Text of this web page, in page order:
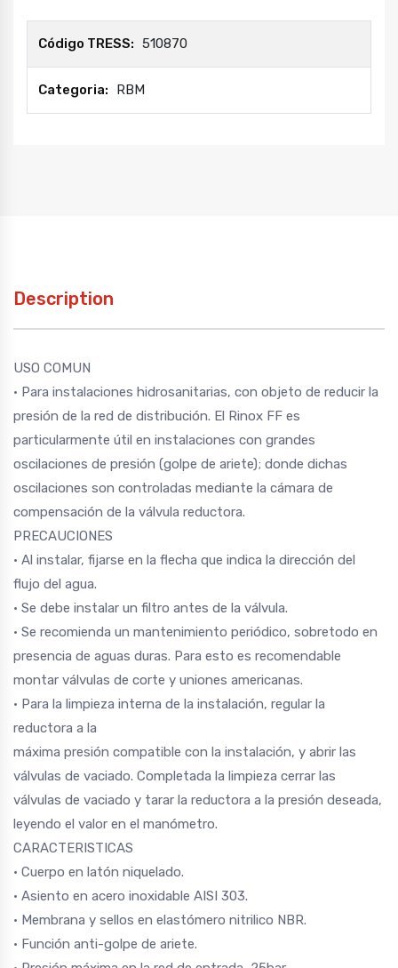
Código TRESS: 510870
Categoria: RBM
Description
USO COMUN
• Para instalaciones hidrosanitarias, con objeto de reducir la
presión de la red de distribución. El Rinox FF es
particularmente útil en instalaciones con grandes
oscilaciones de presión (golpe de ariete); donde dichas
oscilaciones son controladas mediante la cámara de
compensación de la válvula reductora.
PRECAUCIONES
• Al instalar, fijarse en la flecha que indica la dirección del
flujo del agua.
• Se debe instalar un filtro antes de la válvula.
• Se recomienda un mantenimiento periódico, sobretodo en
presencia de aguas duras. Para esto es recomendable
montar válvulas de corte y uniones americanas.
• Para la limpieza interna de la instalación, regular la
reductora a la
máxima presión compatible con la instalación, y abrir las
válvulas de vaciado. Completada la limpieza cerrar las
válvulas de vaciado y tarar la reductora a la presión deseada,
leyendo el valor en el manómetro.
CARACTERISTICAS
• Cuerpo en latón niquelado.
• Asiento en acero inoxidable AISI 303.
• Membrana y sellos en elastómero nitrilico NBR.
• Función anti-golpe de ariete.